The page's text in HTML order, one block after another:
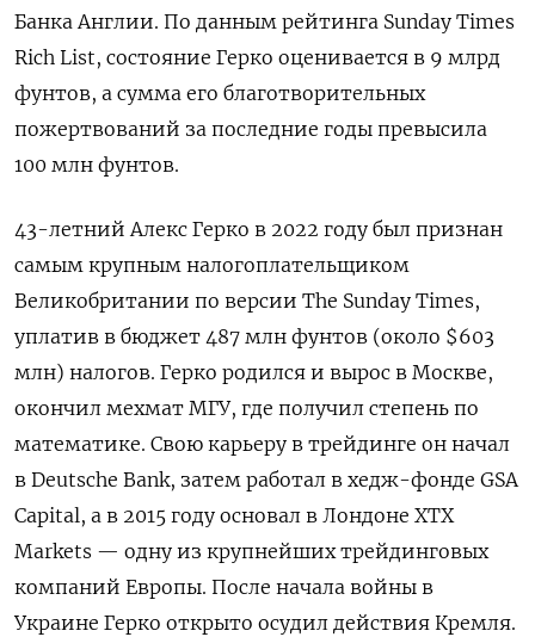
Банка Англии. По данным рейтинга Sunday Times
Rich List, состояние Герко оценивается в 9 млрд
фунтов, а сумма его благотворительных
пожертвований за последние годы превысила
100 млн фунтов.
43-летний Алекс Герко в 2022 году был признан
самым крупным налогоплательщиком
Великобритании по версии The Sunday Times,
уплатив в бюджет 487 млн фунтов (около $603
млн) налогов. Герко родился и вырос в Москве,
окончил мехмат МГУ, где получил степень по
математике. Свою карьеру в трейдинге он начал
в Deutsche Bank, затем работал в хедж-фонде GSA
Capital, а в 2015 году основал в Лондоне XTX
Markets — одну из крупнейших трейдинговых
компаний Европы. После начала войны в
Украине Герко открыто осудил действия Кремля.